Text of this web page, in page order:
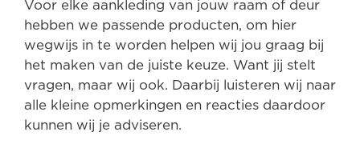
Voor elke aankleding van jouw raam of deur
hebben we passende producten, om hier
wegwijs in te worden helpen wij jou graag bij
het maken van de juiste keuze. Want jij stelt
vragen, maar wij ook. Daarbij luisteren wij naar
alle kleine opmerkingen en reacties daardoor
kunnen wij je adviseren.